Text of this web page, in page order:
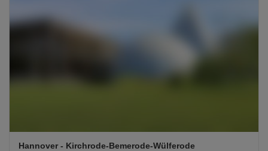
Hannover - Kirchrode-Bemerode-Wülferode